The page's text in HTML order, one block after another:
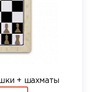
+ шахматы